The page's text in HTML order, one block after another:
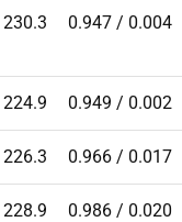
230.3 0.947 / 0.004
224.9 0.949 / 0.002
226.3 0.966 / 0.017
228.9 0.986 / 0.020